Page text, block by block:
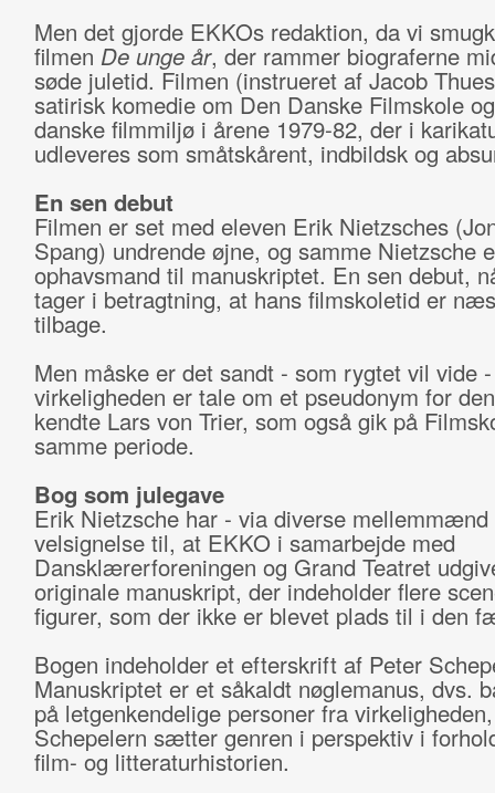
Men det gjorde EKKOs redaktion, da vi
filmen De unge år, der rammer biograferne
søde juletid. Filmen (instrueret af Jacob
satirisk komedie om Den Danske Filmskole
danske filmmiljø i årene 1979-82, der i
udleveres som småtskårent, indbildsk og
En sen debut
Filmen er set med eleven Erik Nietzsches
Spang) undrende øjne, og samme Nietzsche
ophavsmand til manuskriptet. En sen debut,
tager i betragtning, at hans filmskoletid er
tilbage.
Men måske er det sandt - som rygtet vil vide
virkeligheden er tale om et pseudonym for
kendte Lars von Trier, som også gik på
samme periode.
Bog som julegave
Erik Nietzsche har - via diverse
velsignelse til, at EKKO i samarbejde med
Dansklærerforeningen og Grand Teatret
originale manuskript, der indeholder flere
figurer, som der ikke er blevet plads til i den
Bogen indeholder et efterskrift af Peter
Manuskriptet er et såkaldt nøglemanus, dvs.
på letgenkendelige personer fra
Schepelern sætter genren i perspektiv i
film- og litteraturhistorien.